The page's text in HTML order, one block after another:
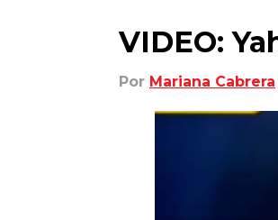
VIDEO:
Por Mariana Cabrera